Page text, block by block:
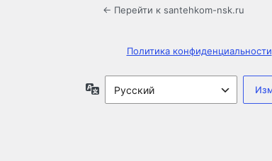
← Перейти к santehkom-nsk.ru
Политика конфиденциальности
Язык